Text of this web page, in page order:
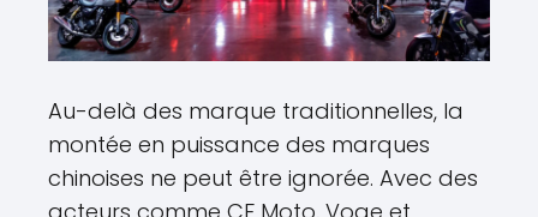
Au-delà des marque traditionnelles, la
montée en puissance des marques
chinoises ne peut être ignorée. Avec des